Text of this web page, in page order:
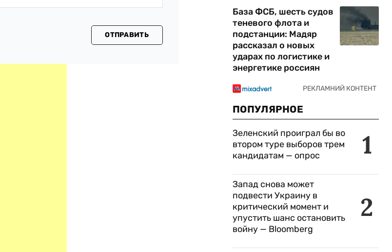
ОТПРАВИТЬ
База ФСБ, шесть судов
теневого флота и
подстанции: Мадяр
рассказал о новых
ударах по логистике и
энергетике россиян
ПОПУЛЯРНОЕ
1
Зеленский проиграл бы во
втором туре выборов трем
кандидатам — опрос
2
Запад снова может
подвести Украину в
критический момент и
упустить шанс остановить
войну — Bloomberg